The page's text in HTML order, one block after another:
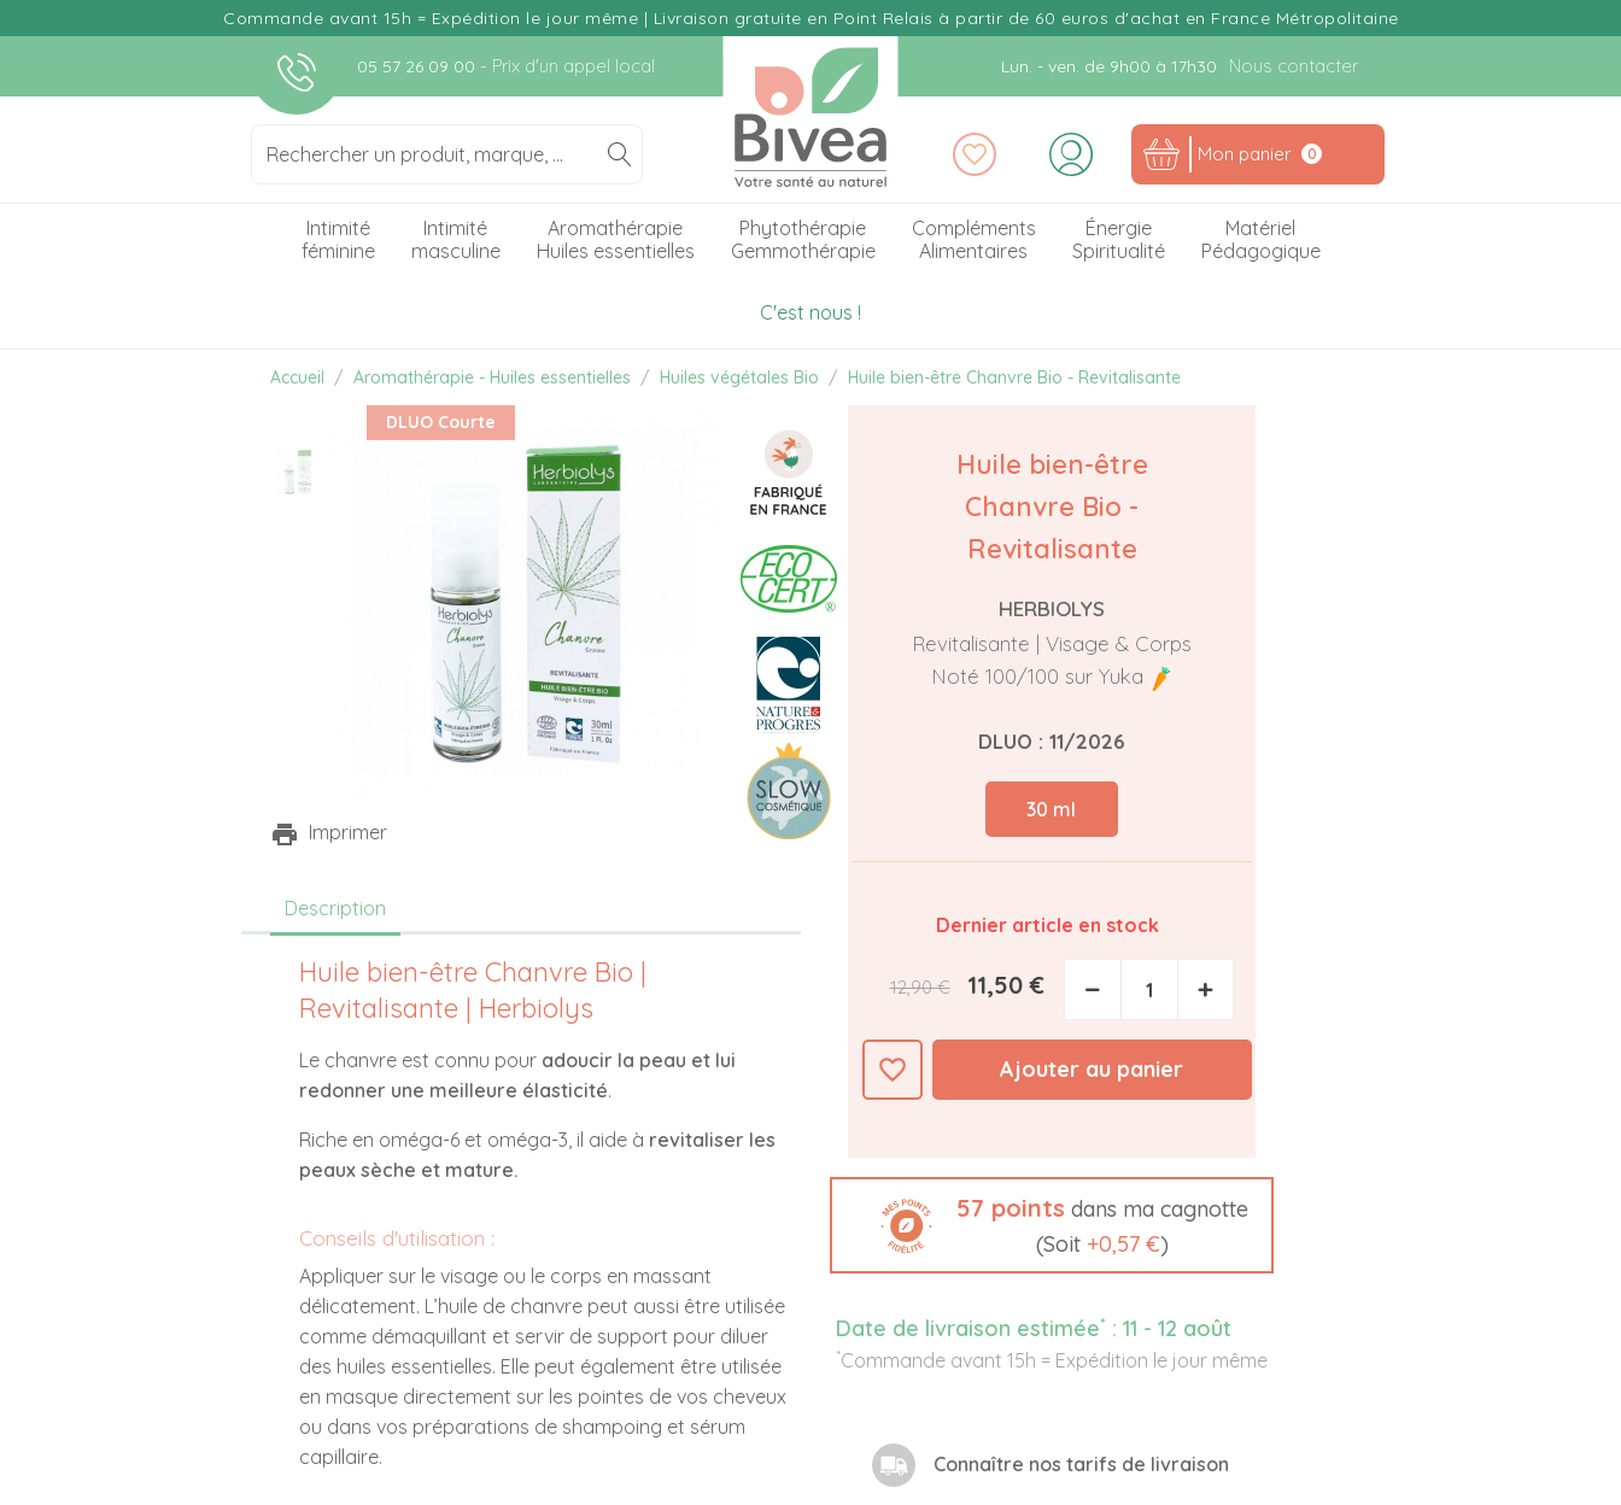
Commande avant 15h = Expédition le jour même | Livraison gratuite en Point Relais à partir de 60 euros d'achat en France Métropolitaine
05 57 26 09 00 - Prix d'un appel local Lun. - ven. de 9h00 à 17h30 Nous contacter
Mon panier 0
Intimité
féminine
Intimité
masculine
Aromathérapie
Huiles essentielles
Phytothérapie
Gemmothérapie
Compléments
Alimentaires
Énergie
Spiritualité
Matériel
Pédagogique
C'est nous !
Accueil Aromathérapie - Huiles essentielles Huiles végétales Bio Huile bien-être Chanvre Bio - Revitalisante
DLUO Courte
Imprimer
Huile bien-être
Chanvre Bio -
Revitalisante
HERBIOLYS
Revitalisante | Visage & Corps
Noté 100/100 sur Yuka
DLUO : 11/2026
30 ml
Dernier article en stock
12,90 € 11,50 € − +
favorite_border Ajouter au panier
57 points dans ma cagnotte
(Soit +0,57 €)
Date de livraison estimée* : 11 - 12 août
*Commande avant 15h = Expédition le jour même
Connaître nos tarifs de livraison
Description
Huile bien-être Chanvre Bio |
Revitalisante | Herbiolys
Le chanvre est connu pour adoucir la peau et lui
redonner une meilleure élasticité.
Riche en oméga-6 et oméga-3, il aide à revitaliser les
peaux sèche et mature.
Conseils d'utilisation :
Appliquer sur le visage ou le corps en massant
délicatement. L’huile de chanvre peut aussi être utilisée
comme démaquillant et servir de support pour diluer
des huiles essentielles. Elle peut également être utilisée
en masque directement sur les pointes de vos cheveux
ou dans vos préparations de shampoing et sérum
capillaire.